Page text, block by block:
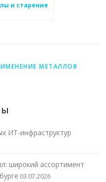
и старение
МЕТАЛЛОВ
ИТ-инфраструктур
широкий ассортимент
03.07.2026